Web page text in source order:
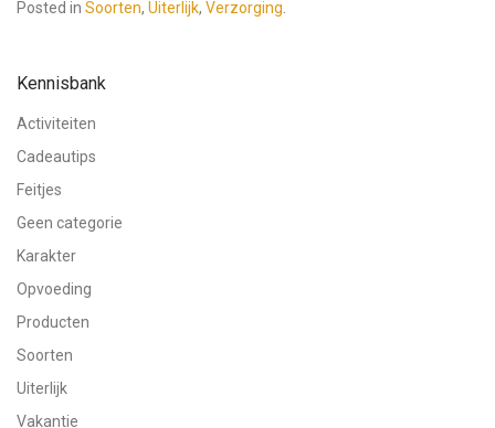
Posted in Soorten, Uiterlijk, Verzorging.
Kennisbank
Activiteiten
Cadeautips
Feitjes
Geen categorie
Karakter
Opvoeding
Producten
Soorten
Uiterlijk
Vakantie